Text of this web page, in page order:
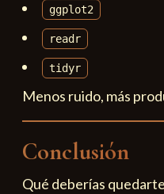
ggplot2
readr
tidyr
Menos ruido, más
Conclusión
Qué deberías